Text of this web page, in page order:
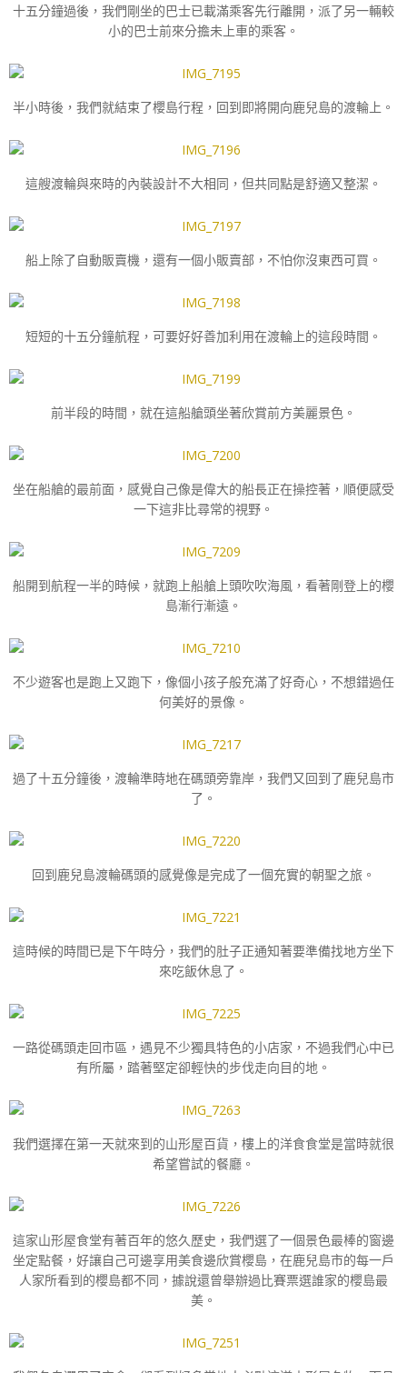
十五分鐘過後，我們剛坐的巴士已載滿乘客先行離開，派了另一輛較
小的巴士前來分擔未上車的乘客。
半小時後，我們就結束了櫻島行程，回到即將開向鹿兒島的渡輪上。
這艘渡輪與來時的內裝設計不大相同，但共同點是舒適又整潔。
船上除了自動販賣機，還有一個小販賣部，不怕你沒東西可買。
短短的十五分鐘航程，可要好好善加利用在渡輪上的這段時間。
前半段的時間，就在這船艙頭坐著欣賞前方美麗景色。
坐在船艙的最前面，感覺自己像是偉大的船長正在操控著，順便感受
一下這非比尋常的視野。
船開到航程一半的時候，就跑上船艙上頭吹吹海風，看著剛登上的櫻
島漸行漸遠。
不少遊客也是跑上又跑下，像個小孩子般充滿了好奇心，不想錯過任
何美好的景像。
過了十五分鐘後，渡輪準時地在碼頭旁靠岸，我們又回到了鹿兒島市
了。
回到鹿兒島渡輪碼頭的感覺像是完成了一個充實的朝聖之旅。
這時候的時間已是下午時分，我們的肚子正通知著要準備找地方坐下
來吃飯休息了。
一路從碼頭走回市區，遇見不少獨具特色的小店家，不過我們心中已
有所屬，踏著堅定卻輕快的步伐走向目的地。
我們選擇在第一天就來到的山形屋百貨，樓上的洋食食堂是當時就很
希望嘗試的餐廳。
這家山形屋食堂有著百年的悠久歷史，我們選了一個景色最棒的窗邊
坐定點餐，好讓自己可邊享用美食邊欣賞櫻島，在鹿兒島市的每一戶
人家所看到的櫻島都不同，據說還曾舉辦過比賽票選誰家的櫻島最
美。